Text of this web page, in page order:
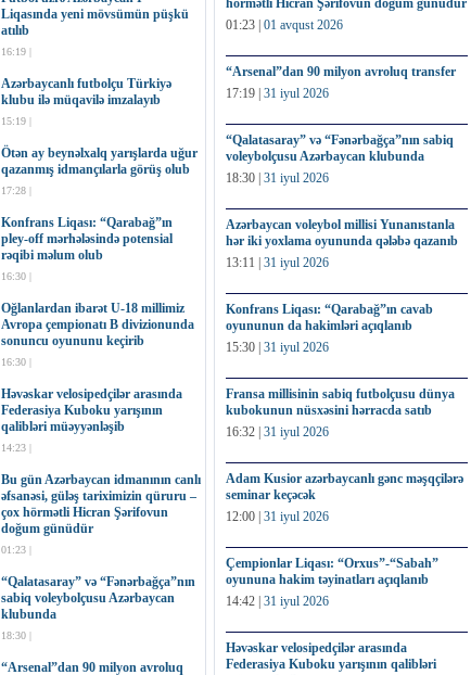
Liqasında yeni mövsümün püşkü
atılıb
16:19 |
Azərbaycanlı futbolçu Türkiyə
klubu ilə müqavilə imzalayıb
15:19 |
Ötən ay beynəlxalq yarışlarda uğur
qazanmış idmançılarla görüş olub
17:28 |
Konfrans Liqası: “Qarabağ”ın
pley-off mərhələsində potensial
rəqibi məlum olub
16:30 |
Oğlanlardan ibarət U-18 millimiz
Avropa çempionatı B divizionunda
sonuncu oyununu keçirib
16:30 |
Həvəskar velosipedçilər arasında
Federasiya Kuboku yarışının
qalibləri müəyyənləşib
14:23 |
Bu gün Azərbaycan idmanının canlı
əfsanəsi, güləş tariximizin qüruru –
çox hörmətli Hicran Şərifovun
doğum günüdür
01:23 |
“Qalatasaray” və “Fənərbağça”nın
sabiq voleybolçusu Azərbaycan
klubunda
18:30 |
“Arsenal”dan 90 milyon avroluq
hörmətli Hicran Şərifovun doğum günüdür
01:23 | 01 avqust 2026
“Arsenal”dan 90 milyon avroluq transfer
17:19 | 31 iyul 2026
“Qalatasaray” və “Fənərbağça”nın sabiq
voleybolçusu Azərbaycan klubunda
18:30 | 31 iyul 2026
Azərbaycan voleybol millisi Yunanıstanla
hər iki yoxlama oyununda qələbə qazanıb
13:11 | 31 iyul 2026
Konfrans Liqası: “Qarabağ”ın cavab
oyununun da hakimləri açıqlanıb
15:30 | 31 iyul 2026
Fransa millisinin sabiq futbolçusu dünya
kubokunun nüsxəsini hərracda satıb
16:32 | 31 iyul 2026
Adam Kusior azərbaycanlı gənc məşqçilərə
seminar keçəcək
12:00 | 31 iyul 2026
Çempionlar Liqası: “Orxus”-“Sabah”
oyununa hakim təyinatları açıqlanıb
14:42 | 31 iyul 2026
Həvəskar velosipedçilər arasında
Federasiya Kuboku yarışının qalibləri